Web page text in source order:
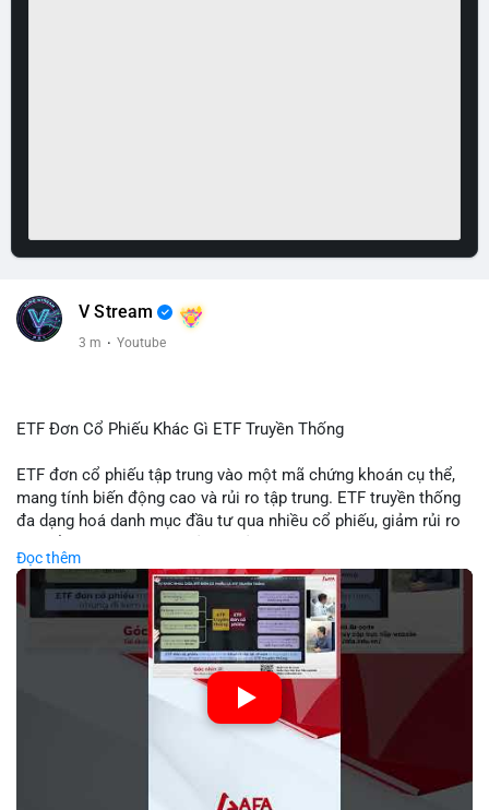
V Stream
3 m · Youtube
ETF Đơn Cổ Phiếu Khác Gì ETF Truyền Thống
ETF đơn cổ phiếu tập trung vào một mã chứng khoán cụ thể,
mang tính biến động cao và rủi ro tập trung. ETF truyền thống
đa dạng hoá danh mục đầu tư qua nhiều cổ phiếu, giảm rủi ro
sản và mức độ tiếp xúc với thị trường.
🎥 Xem video trực tiếp tại:
Nguồn: Tài chính & Kinh doanh
Đọc thêm